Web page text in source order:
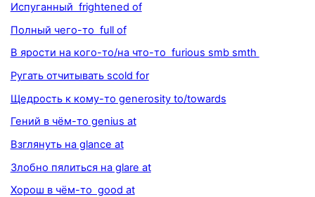
Испуганный frightened of
Полный чего-то full of
В ярости на кого-то/на что-то furious smb smth
Ругать отчитывать scold for
Щедрость к кому-то generosity to/towards
Гений в чём-то genius at
Взглянуть на glance at
Злобно пялиться на glare at
Хорош в чём-то good at